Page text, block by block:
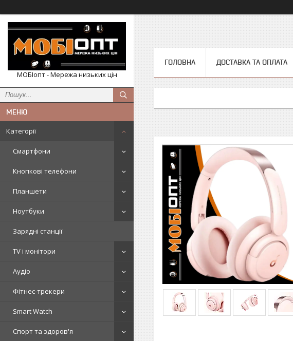
МОБІопт - Мережа низьких цін
Категорії
Смартфони
Кнопкові телефони
Планшети
Ноутбуки
Зарядні станції
TV і монітори
Аудіо
Фітнес-трекери
Smart Watch
Спорт та здоров'я
ГОЛОВНА ДОСТАВКА ТА ОПЛАТА